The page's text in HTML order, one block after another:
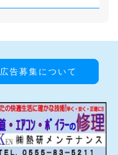
広告募集について